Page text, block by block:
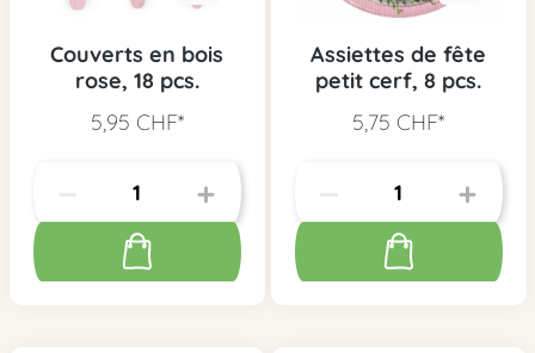
Couverts en bois
rose, 18 pcs.
5,95 CHF*
Assiettes de fête
petit cerf, 8 pcs.
5,75 CHF*